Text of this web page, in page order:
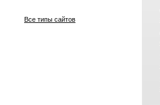
Все типы сайтов